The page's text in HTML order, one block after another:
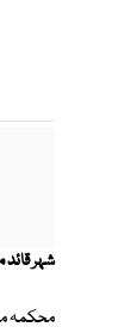
شہر قائد میں